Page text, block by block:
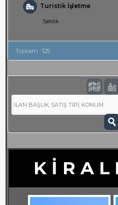
Turistik İşletme
Satılık
Toplam : 125
K İ R A L